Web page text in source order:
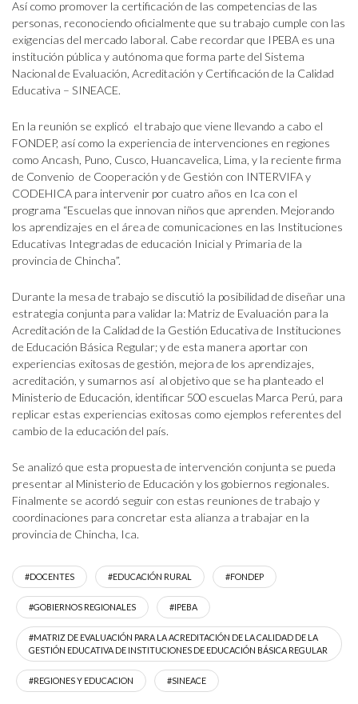
Así como promover la certificación de las competencias de las
personas, reconociendo oficialmente que su trabajo cumple con las
exigencias del mercado laboral. Cabe recordar que IPEBA es una
institución pública y autónoma que forma parte del Sistema
Nacional de Evaluación, Acreditación y Certificación de la Calidad
Educativa – SINEACE.
En la reunión se explicó el trabajo que viene llevando a cabo el
FONDEP, así como la experiencia de intervenciones en regiones
como Ancash, Puno, Cusco, Huancavelica, Lima, y la reciente firma
de Convenio de Cooperación y de Gestión con INTERVIFA y
CODEHICA para intervenir por cuatro años en Ica con el
programa “Escuelas que innovan niños que aprenden. Mejorando
los aprendizajes en el área de comunicaciones en las Instituciones
Educativas Integradas de educación Inicial y Primaria de la
provincia de Chincha”.
Durante la mesa de trabajo se discutió la posibilidad de diseñar una
estrategia conjunta para validar la: Matriz de Evaluación para la
Acreditación de la Calidad de la Gestión Educativa de Instituciones
de Educación Básica Regular; y de esta manera aportar con
experiencias exitosas de gestión, mejora de los aprendizajes,
acreditación, y sumarnos así al objetivo que se ha planteado el
Ministerio de Educación, identificar 500 escuelas Marca Perú, para
replicar estas experiencias exitosas como ejemplos referentes del
cambio de la educación del país.
Se analizó que esta propuesta de intervención conjunta se pueda
presentar al Ministerio de Educación y los gobiernos regionales.
Finalmente se acordó seguir con estas reuniones de trabajo y
coordinaciones para concretar esta alianza a trabajar en la
provincia de Chincha, Ica.
#DOCENTES #EDUCACIÓN RURAL #FONDEP
#GOBIERNOS REGIONALES #IPEBA
#MATRIZ DE EVALUACIÓN PARA LA ACREDITACIÓN DE LA CALIDAD DE LA
GESTIÓN EDUCATIVA DE INSTITUCIONES DE EDUCACIÓN BÁSICA REGULAR
#REGIONES Y EDUCACION #SINEACE